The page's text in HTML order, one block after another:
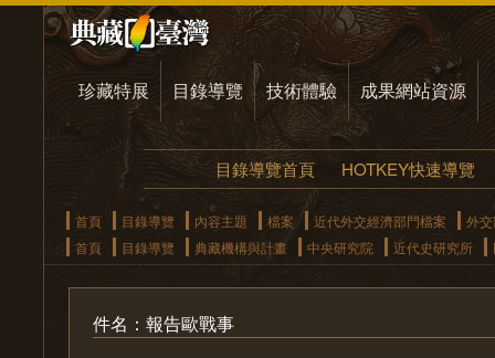
珍藏特展 目錄導覽 技術體驗 成果網站資源
目錄導覽首頁 HOTKEY快速導覽
首頁 目錄導覽 內容主題 檔案 近代外交經濟部門檔案
外
首頁
目錄導覽 典藏機構與計畫 中央研究院 近代史研究所
件名：報告歐戰事